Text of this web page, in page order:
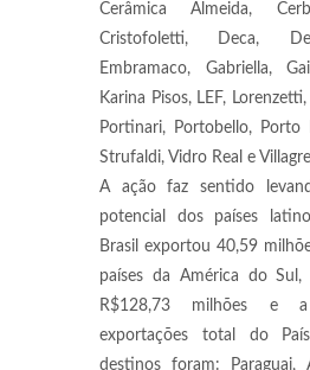
Cerâmica Almeida,
Cristofoletti, Deca,
Embramaco, Gabriella,
Karina Pisos, LEF,
Portinari, Portobello, Porto
Strufaldi, Vidro Real e
A ação faz sentido
potencial dos países
Brasil exportou 40,59
países da América do
R$128,73 milhões e
exportações total do
destinos foram: Paraguai,